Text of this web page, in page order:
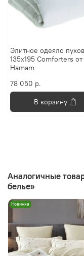
Элитное одеяло
135х195 Comforters от
Hamam
78 050 р.
В корзину
Аналогичные
белье»
Новинка